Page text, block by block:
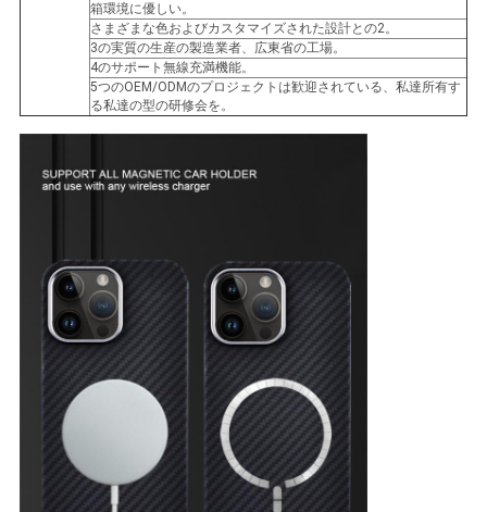
POLICY
箱環境に優しい。
さまざまな色およびカスタマイズされた設計との2。
3の実質の生産の製造業者、広東省の工場。
4のサポート無線充満機能。
5つのOEM/ODMのプロジェクトは歓迎されている、私達所有す
る私達の型の研修会を。